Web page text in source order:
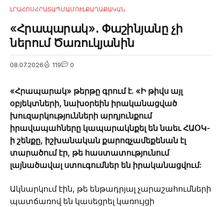
ԼՐԱՀՈՍՀՐԱՏԱՊՄԱՄՈՒԼՔԱՂԱՔԱԿԱՆ
«Հրապարակ»․ Փաշինյանը չի
ներում Ծառուկյանին
08.07.2026 119 0
«Հրապարակ» թերթը գրում է. «Ի թիվս այլ
օբյեկտների, նախօրեին իրականացված
խուզարկությունների արդյունքում
իրավապահները կապարակնքել են նաեւ ՀԱՕԿ-
ի շենքը, իշխանական քարոզչամեքենան էլ
տարածում էր, թե հաստատությունում
լայնածավալ ստուգումներ են իրականացվում:
Ակնարկում էին, թե ենթադրյալ չարաշահումների
պատճառով են կասեցրել կառույցի